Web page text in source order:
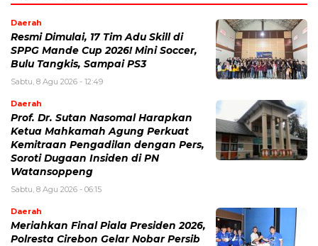
Daerah
Resmi Dimulai, 17 Tim Adu Skill di
SPPG Mande Cup 2026! Mini Soccer,
Bulu Tangkis, Sampai PS3
Sabtu, 8 Agu 2026 - 12:49
Daerah
Prof. Dr. Sutan Nasomal Harapkan
Ketua Mahkamah Agung Perkuat
Kemitraan Pengadilan dengan Pers,
Soroti Dugaan Insiden di PN
Watansoppeng
Sabtu, 8 Agu 2026 - 06:15
Daerah
Meriahkan Final Piala Presiden 2026,
Polresta Cirebon Gelar Nobar Persib